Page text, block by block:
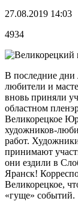
27.08.2019 14:03
4934
В последние дни
любители и
вновь приняли
областном
Великорецкое
художников-
работ.
принимают
они ездили в
Яранск!
Великорецкое,
«гуще» событий.